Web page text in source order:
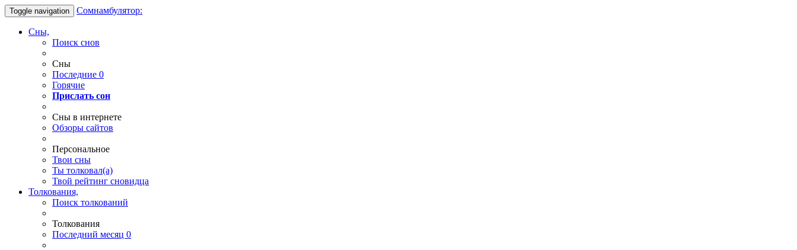
Toggle navigation Сомнамбулятор:
Сны,
Поиск снов
Сны
Последние 0
Горячие
Прислать сон
Сны в интернете
Обзоры сайтов
Персональное
Твои сны
Ты толковал(а)
Твой рейтинг сновидца
Толкования,
Поиск толкований
Толкования
Последний месяц 0